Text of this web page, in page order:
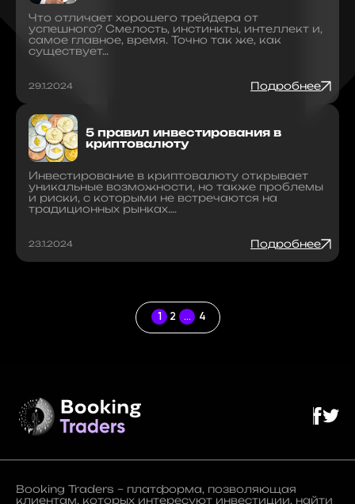
Что отличает хорошего трейдера от
успешного? Смелость, инстинкты, интеллект и,
самое главное, время. Точно так же, как
существует…
29.1.2024 Подробнее
5 правил инвестирования в
криптовалюту
Инвестирование в криптовалюту открывает
уникальные возможности, но также проблемы
и риски, с которыми не встречаются на
традиционных рынках….
23.1.2024 Подробнее
1 2 … 4
Booking Traders – платформа, позволяющая
клиентам, которых интересуют инвестиции, найти